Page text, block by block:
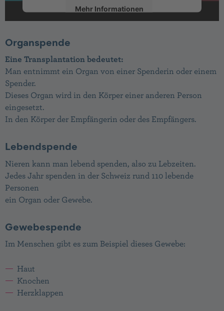
Mehr Informationen
Management Platform
Organspende
Eine Transplantation bedeutet:
Man entnimmt ein Organ von einer Spenderin oder einem
Spender.
Dieses Organ wird in den Körper einer anderen Person
eingesetzt.
In den Körper der Empfängerin oder des Empfängers.
Lebendspende
Nieren kann man lebend spenden, also zu Lebzeiten.
Jedes Jahr spenden in der Schweiz rund 110 lebende
Personen
ein Organ oder Gewebe.
Gewebespende
Im Menschen gibt es zum Beispiel dieses Gewebe:
Haut
Knochen
Herzklappen